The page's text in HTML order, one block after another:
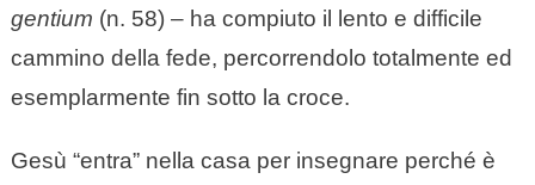
gentium (n. 58) – ha compiuto il lento e difficile
cammino della fede, percorrendolo totalmente ed
esemplarmente fin sotto la croce.
Gesù “entra” nella casa per insegnare perché è